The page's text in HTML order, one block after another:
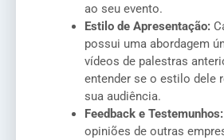
ao seu evento.
Estilo de Apresentação:
possui uma abordagem
vídeos de palestras
entender se o estilo dele
sua audiência.
Feedback e Testemunhos:
opiniões de outras